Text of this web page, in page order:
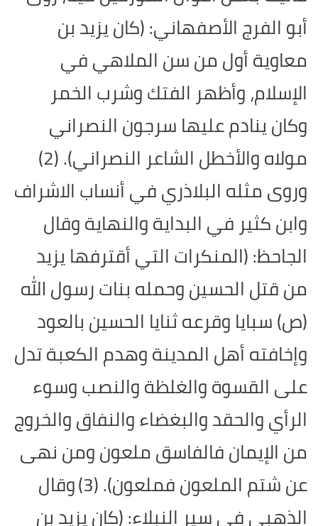
أبو الفرج الأصفهاني: (كان يزيد بن
معاوية أول من سن الملاهي في
الإسلام، وأظهر الفتك وشرب الخمر
وكان ينادم عليها سرجون النصراني
مولاه والأخطل الشاعر النصراني). (2)
وروى مثله البلاذري في أنساب الاشراف
وابن كثير في البداية والنهاية وقال
الجاحظ: (المنكرات التي أقترفها يزيد
من قتل الحسين وحمله بنات رسول الله
(ص) سبايا وقرعه ثنايا الحسين بالعود
وإخافته أهل المدينة وهدم الكعبة تدل
على القسوة والغلظة والنصب وسوء
الرأي والحقد والبغضاء والنفاق والخروج
من الإيمان فالفاسق ملعون ومن نهى
عن شتم الملعون فملعون). (3) وقال
الذهبي في سير النبلاء: (كان يزيد بن